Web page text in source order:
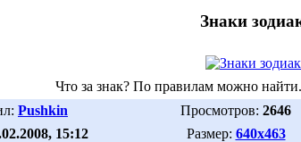
Знаки
Что за знак? По правилам можно
Pushkin Просмотров: 2646
15:12 Размер: 640х463